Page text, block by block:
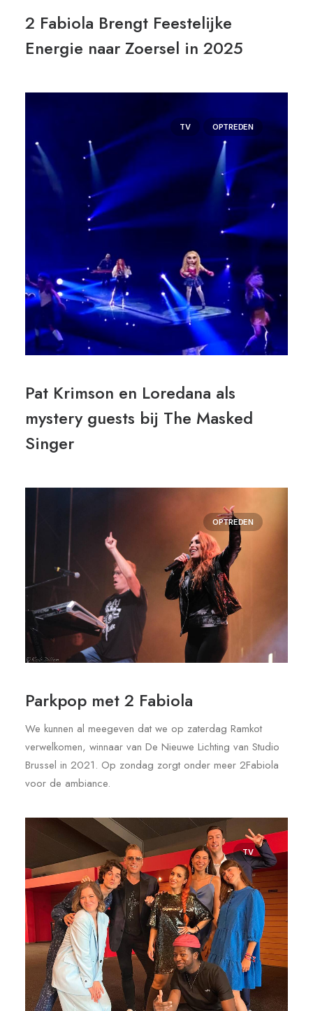
2 Fabiola Brengt Feestelijke
Energie naar Zoersel in 2025
TV OPTREDEN
Pat Krimson en Loredana als
mystery guests bij The Masked
Singer
OPTREDEN
Parkpop met 2 Fabiola
We kunnen al meegeven dat we op zaterdag Ramkot
verwelkomen, winnaar van De Nieuwe Lichting van Studio
Brussel in 2021. Op zondag zorgt onder meer 2Fabiola
voor de ambiance.
TV